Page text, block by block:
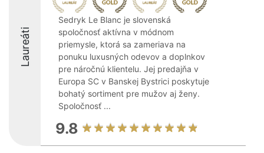
Laureáti
Sedryk Le Blanc je slovenská
spoločnosť aktívna v módnom
priemysle, ktorá sa zameriava na
ponuku luxusných odevov a doplnkov
pre náročnú klientelu. Jej predajňa v
Europa SC v Banskej Bystrici poskytuje
bohatý sortiment pre mužov aj ženy.
Spoločnosť ...
9.8